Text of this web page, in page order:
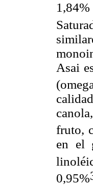
Asai
fruto,
en el
0,95%